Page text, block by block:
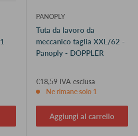
PANOPLY
Tuta da lavoro da
meccanico taglia XXL/62 -
Panoply - DOPPLER
€18,59 IVA esclusa
Ne rimane solo 1
Aggiungi al carrello